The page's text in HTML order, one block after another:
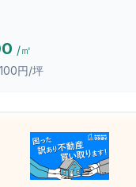
/㎡
円/坪